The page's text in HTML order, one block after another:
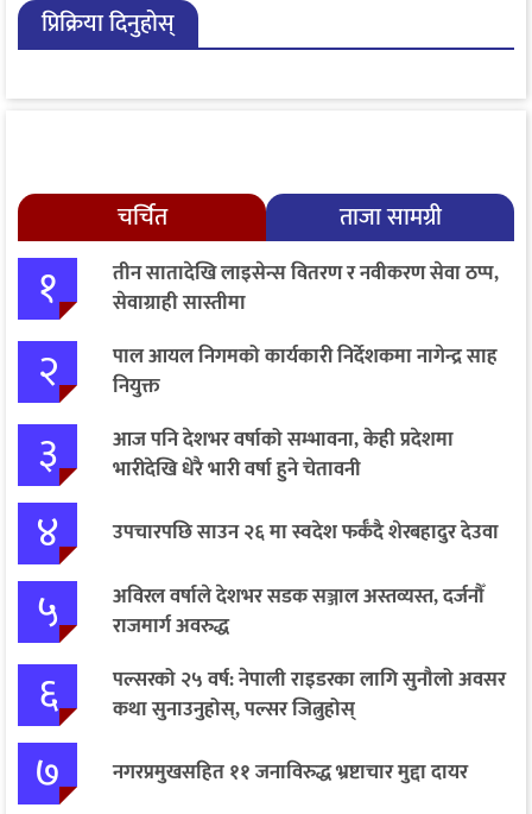
प्रिक्रिया दिनुहोस्
चर्चित ताजा सामग्री
१
तीन सातादेखि लाइसेन्स वितरण र नवीकरण सेवा ठप्प,
सेवाग्राही सास्तीमा
२
पाल आयल निगमको कार्यकारी निर्देशकमा नागेन्द्र साह
नियुक्त
३
आज पनि देशभर वर्षाको सम्भावना, केही प्रदेशमा
भारीदेखि धेरै भारी वर्षा हुने चेतावनी
४ उपचारपछि साउन २६ मा स्वदेश फर्कँदै शेरबहादुर देउवा
५
अविरल वर्षाले देशभर सडक सञ्जाल अस्तव्यस्त, दर्जनौँ
राजमार्ग अवरुद्ध
६
पल्सरको २५ वर्ष: नेपाली राइडरका लागि सुनौलो अवसर
कथा सुनाउनुहोस्, पल्सर जित्नुहोस्
७ नगरप्रमुखसहित ११ जनाविरुद्ध भ्रष्टाचार मुद्दा दायर